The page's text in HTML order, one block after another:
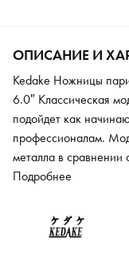
ОПИСАНИЕ И
Kedake Ножницы
6.0″ Классическая
подойдет как
профессионалам.
металла в
Подробнее